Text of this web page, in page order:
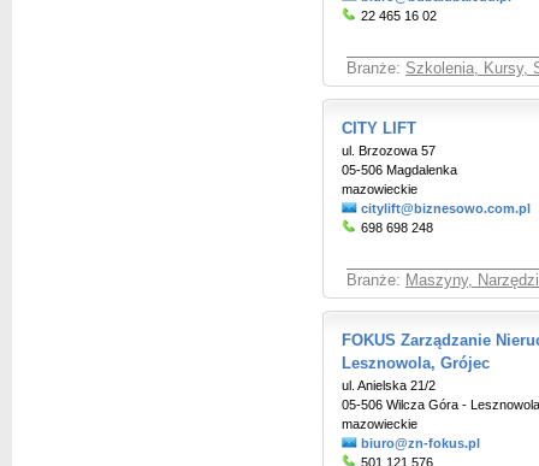
22 465 16 02
Branże: Szkolenia, Kursy,
CITY LIFT
ul. Brzozowa 57
05-506 Magdalenka
mazowieckie
citylift@biznesowo.com.pl
698 698 248
Branże: Maszyny,
FOKUS Zarządzanie
Lesznowola, Grójec
ul. Anielska 21/2
05-506 Wilcza Góra - Lesznowola
mazowieckie
biuro@zn-fokus.pl
501 121 576